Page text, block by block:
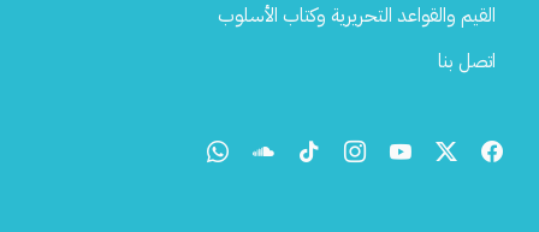
القيم والقواعد التحريرية وكتاب الأسلوب
اتصل بنا